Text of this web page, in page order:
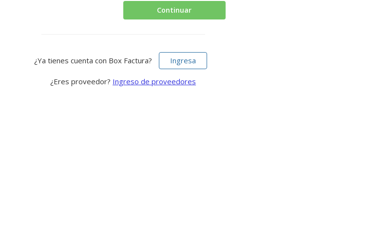
Continuar
¿Ya tienes cuenta con Box Factura? Ingresa
¿Eres proveedor? Ingreso de proveedores